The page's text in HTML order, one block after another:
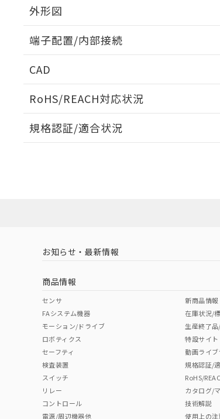
外形図
端子配置/内部接続
CAD
RoHS/REACH対応状況
EU RoHS 注意事項・凡例
中国 RoHS 注意事項・凡例
中国 RoHS表
Pb Hg
"対応済み"や非含有の記載がされた商品であっ
規格認証/適合状況
お知らせ・最新情報
商品情報
センサ
FAシステム機器
モーション/ドライブ
ロボティクス
セーフティ
検査装置
スイッチ
リレー
コントロール
電源/周辺機器他
新商品情報
在庫状況/
生産終了
特設サイト
動画ライブ
規格認証/
RoHS/
カタログ/
技術解説
使用上の